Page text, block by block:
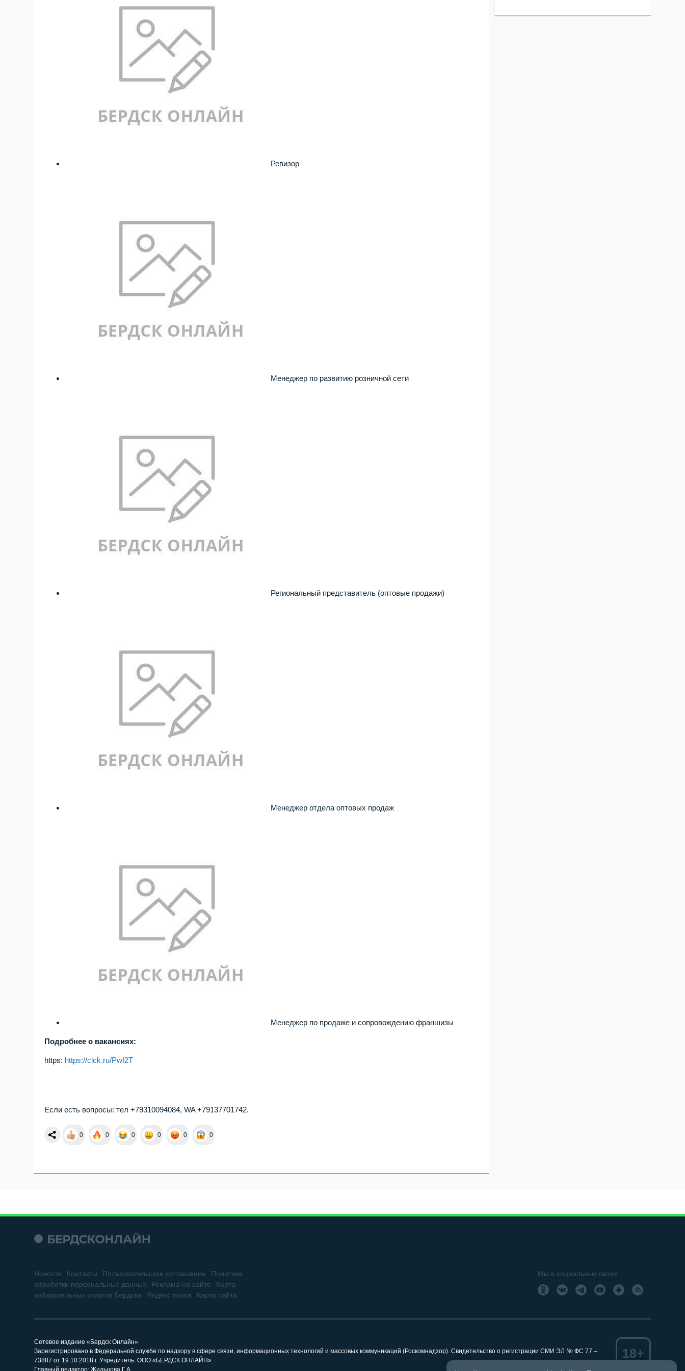
Ревизор
Менеджер по развитию розничной сети
Региональный представитель (оптовые продажи)
Менеджер отдела оптовых продаж
Менеджер по продаже и сопровождению франшизы
Подробнее о вакансиях:
https: https://clck.ru/Pwf2T
Если есть вопросы: тел +79310094084, WA +79137701742.
0 0 0 0 0 0
Новости Контакты Пользовательское соглашение
Политика
обработки персональных данных
Реклама на сайте
Карта
избирательных округов Бердска
Яндекс поиск Карта сайта
Мы в социальных сетях
Сетевое издание «Бердск Онлайн»
Зарегистрировано в Федеральной службе по надзору в сфере связи, информационных технологий и массовых коммуникаций (Роскомнадзор). Свидетельство о регистрации СМИ ЭЛ № ФС 77 –
73887 от 19.10.2018 г. Учредитель: ООО «БЕРДСК ОНЛАЙН»
Главный редактор: Жильцова Г.А.
18+